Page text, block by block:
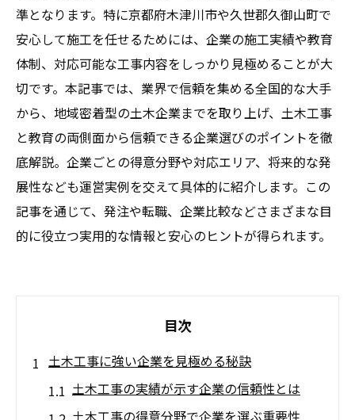
準となります。特に京都府木津川市や久世郡久御山町で
安心して施工を任せるためには、企業の施工実績や教育
体制、対応可能な工事内容をしっかり見極めることが大
切です。本記事では、業界で信頼を集める全国的な大手
から、地域密着型の土木企業までを取り上げ、土木工事
と教育の両側面から信頼できる企業選びのポイントを徹
底解説。企業ごとの得意分野や対応エリア、将来的な発
展性なども運営実例を交えて具体的に紹介します。この
記事を通じて、発注や転職、企業比較などさまざまな目
的に役立つ実用的な情報と安心のヒントが得られます。
目次
土木工事に強い企業を見極める秘訣
土木工事の実績が示す企業の信頼性とは
土木工事の得意分野で企業を選ぶ重要性